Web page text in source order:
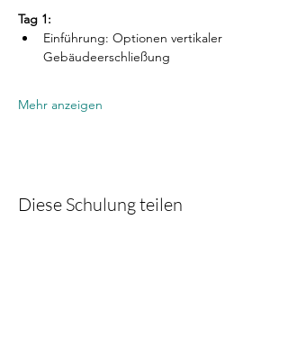
Tag 1:
Einführung: Optionen vertikaler
Gebäudeerschließung
Mehr anzeigen
Diese Schulung teilen